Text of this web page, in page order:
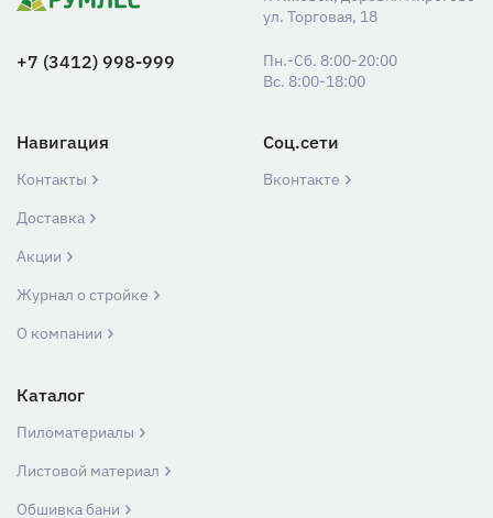
ул. Торговая, 18
+7 (3412) 998-999
Пн.-Сб. 8:00-20:00
Вс. 8:00-18:00
Навигация
Контакты
Доставка
Акции
Журнал о стройке
О компании
Соц.сети
Вконтакте
Каталог
Пиломатериалы
Листовой материал
Обшивка бани